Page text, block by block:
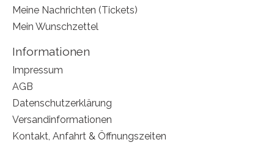
Meine Nachrichten (Tickets)
Mein Wunschzettel
Informationen
Impressum
AGB
Datenschutzerklärung
Versandinformationen
Kontakt, Anfahrt & Öffnungszeiten